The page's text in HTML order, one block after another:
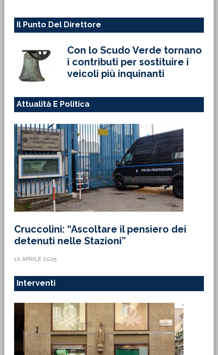
Il Punto Del Direttore
Con lo Scudo Verde tornano
i contributi per sostituire i
veicoli più inquinanti
Attualità E Politica
Cruccolini: “Ascoltare il pensiero dei
detenuti nelle Stazioni”
10 APRILE 2025
Interventi